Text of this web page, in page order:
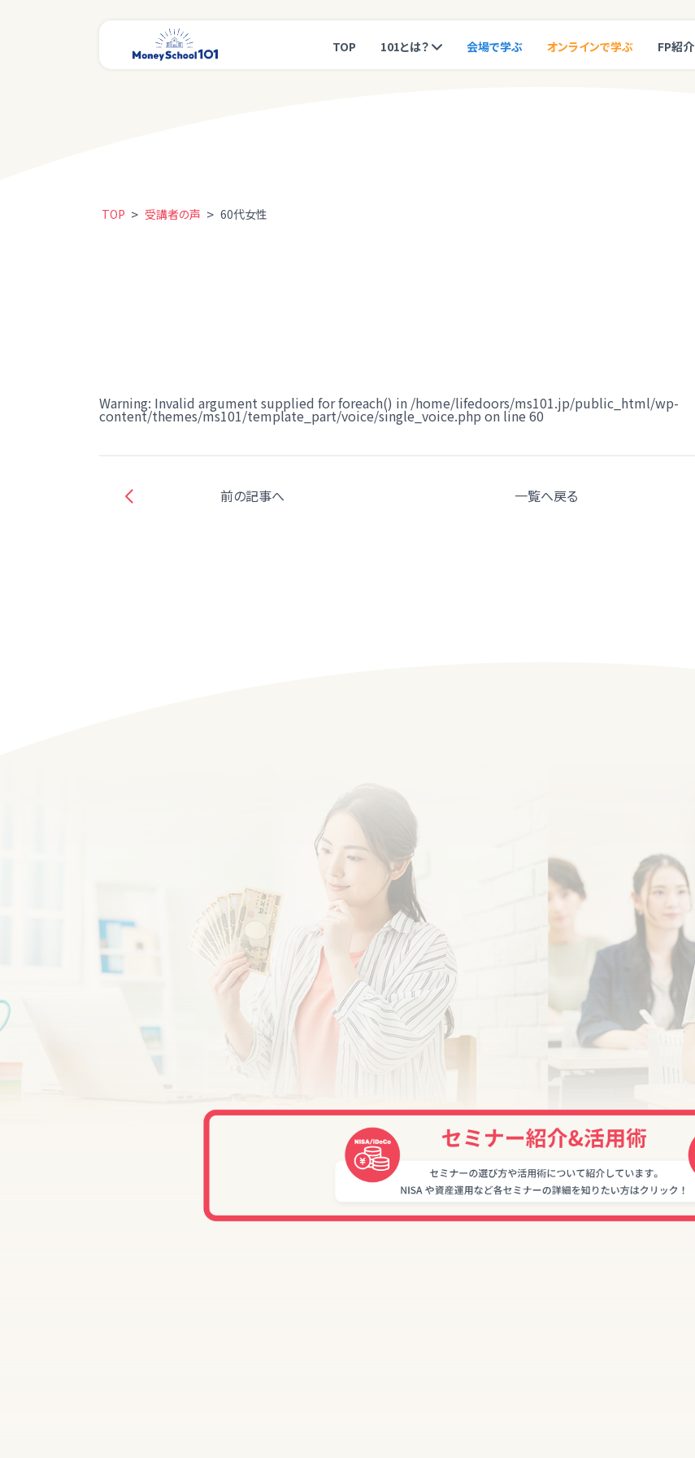
TOP 101とは？ 会場で学ぶ オンラインで学ぶ FP紹介
TOP > 受講者の声 > 60代女性
Warning: Invalid argument supplied for foreach() in /home/lifedoors/ms101.jp/public_html/wp-
content/themes/ms101/template_part/voice/single_voice.php on line 60
前の記事へ 一覧へ戻る